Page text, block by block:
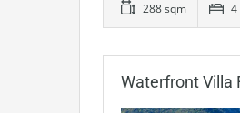
288 sqm 4
Waterfront Villa